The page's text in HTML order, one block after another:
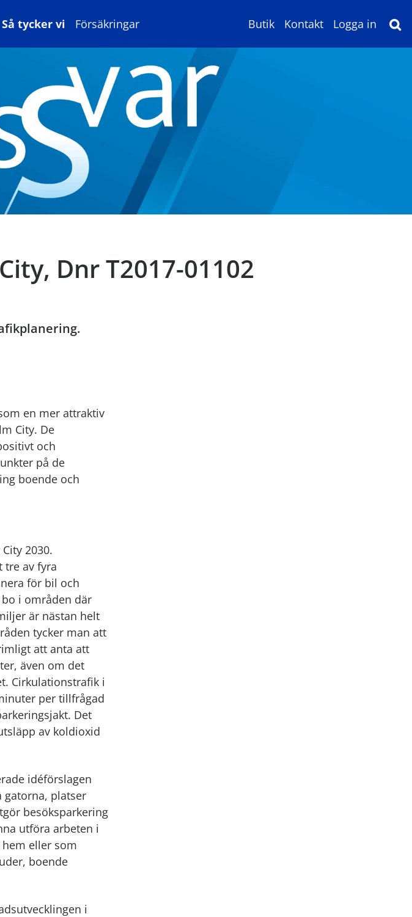
Så tycker vi Försäkringar Butik Kontakt Logga in
Dnr T2017-01102
en mer attraktiv
City. De
och
på de
boende och
2030.
tre av fyra
för bil och
i områden där
är nästan helt
tycker man att
att anta att
även om det
Cirkulationstrafik i
per tillfrågad
Det
av koldioxid
idéförslagen
gatorna, platser
besöksparkering
utföra arbeten i
eller som
boende
i